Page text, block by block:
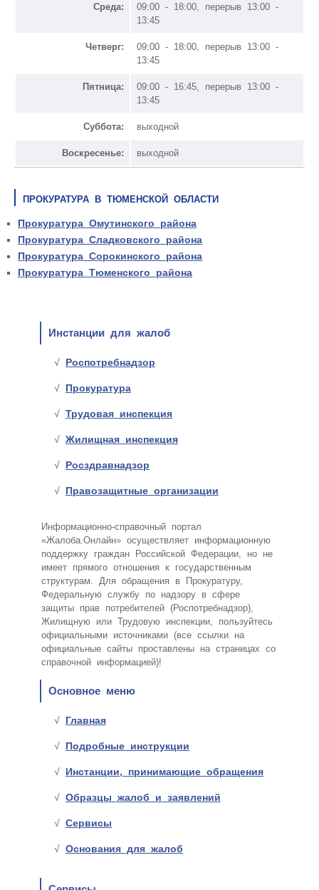
Среда:
09:00 - 18:00, перерыв 13:00 -
13:45
Четверг:
09:00 - 18:00, перерыв 13:00 -
13:45
Пятница:
09:00 - 16:45, перерыв 13:00 -
13:45
Суббота: выходной
Воскресенье: выходной
ПРОКУРАТУРА В ТЮМЕНСКОЙ ОБЛАСТИ
Прокуратура Омутинского района
Прокуратура Сладковского района
Прокуратура Сорокинского района
Прокуратура Тюменского района
Инстанции для жалоб
Роспотребнадзор
Прокуратура
Трудовая инспекция
Жилищная инспекция
Росздравнадзор
Правозащитные организации
Информационно-справочный портал
«Жалоба.Онлайн» осуществляет информационную
поддержку граждан Российской Федерации, но не
имеет прямого отношения к государственным
структурам. Для обращения в Прокуратуру,
Федеральную службу по надзору в сфере
защиты прав потребителей (Роспотребнадзор),
Жилищную или Трудовую инспекции, пользуйтесь
официальными источниками (все ссылки на
официальные сайты проставлены на страницах со
справочной информацией)!
Основное меню
Главная
Подробные инструкции
Инстанции, принимающие обращения
Образцы жалоб и заявлений
Сервисы
Основания для жалоб